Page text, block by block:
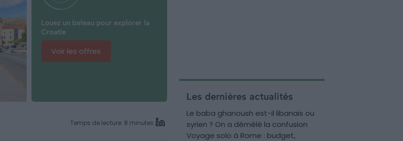
Louez un bateau pour explorer la
Croatie
Voir les offres
Temps de lecture: 8 minutes
Les dernières actualités
Le baba ghanoush est-il libanais ou
syrien ? On a démêlé la confusion
Voyage solo à Rome : budget,